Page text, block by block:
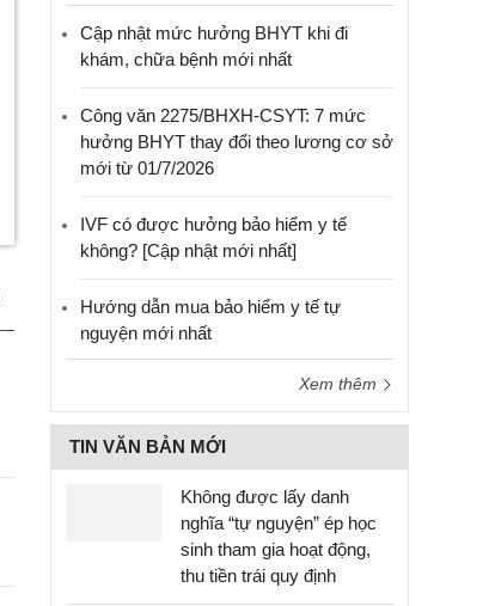
Cập nhật mức hưởng BHYT khi đi
khám, chữa bệnh mới nhất
Công văn 2275/BHXH-CSYT: 7 mức
hưởng BHYT thay đổi theo lương cơ sở
mới từ 01/7/2026
IVF có được hưởng bảo hiểm y tế
không? [Cập nhật mới nhất]
Hướng dẫn mua bảo hiểm y tế tự
nguyện mới nhất
Xem thêm
TIN VĂN BẢN MỚI
Không được lấy danh
nghĩa “tự nguyện” ép học
sinh tham gia hoạt động,
thu tiền trái quy định